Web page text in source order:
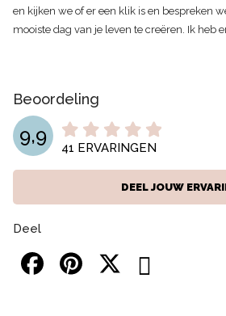
en kijken we of er een klik is en bespreken
mooiste dag van je leven te creëren. Ik heb
Beoordeling
9,9
41 ERVARINGEN
DEEL JOUW
Deel